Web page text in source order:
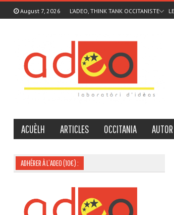
August 7, 2026 L’ADEO, THINK TANK OCCITANISTE
ACUÈLH ARTICLES OCCITANIA AUTOR
ADHÉRER À L’ADEO (10€) :